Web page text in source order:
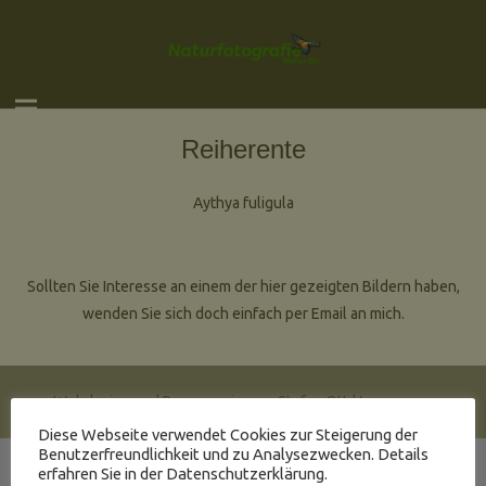
Reiherente
Aythya fuligula
Sollten Sie Interesse an einem der hier gezeigten Bildern haben,
wenden Sie sich doch einfach per Email an mich.
Webdesign und Programmierung Stefan Ott |Impressum
Diese Webseite verwendet Cookies zur Steigerung der
Benutzerfreundlichkeit und zu Analysezwecken. Details
erfahren Sie in der Datenschutzerklärung.